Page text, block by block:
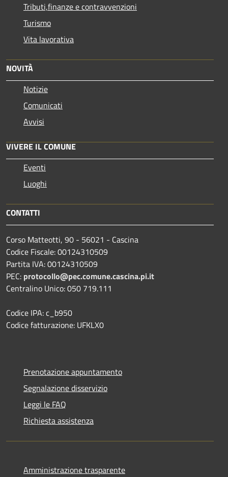
Tributi,finanze e contravvenzioni
Turismo
Vita lavorativa
NOVITÀ
Notizie
Comunicati
Avvisi
VIVERE IL COMUNE
Eventi
Luoghi
CONTATTI
Corso Matteotti, 90 - 56021 - Cascina
Codice Fiscale: 00124310509
Partita IVA: 00124310509
PEC: protocollo@pec.comune.cascina.pi.it
Centralino Unico: 050 719.111
Codice IPA: c_b950
Codice fatturazione: UFKLX0
Prenotazione appuntamento
Segnalazione disservizio
Leggi le FAQ
Richiesta assistenza
Amministrazione trasparente